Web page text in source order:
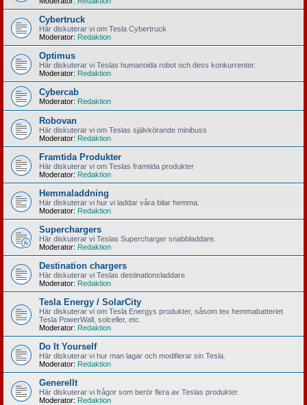
Cybertruck
Här diskuterar vi om Tesla Cybertruck
Moderator: Redaktion
Optimus
Här diskuterar vi Teslas humanoida robot och dess konkurrenter.
Moderator: Redaktion
Cybercab
Moderator: Redaktion
Robovan
Här diskuterar vi om Teslas självkörande minibuss
Moderator: Redaktion
Framtida Produkter
Här diskuterar vi om Teslas framtida produkter
Moderator: Redaktion
Hemmaladdning
Här diskuterar vi hur vi laddar våra bilar hemma.
Moderator: Redaktion
Superchargers
Här diskuterar vi Teslas Supercharger snabbladdare.
Moderator: Redaktion
Destination chargers
Här diskuterar vi Teslas destinationsladdare
Moderator: Redaktion
Tesla Energy / SolarCity
Här diskuterar vi om Tesla Energys produkter, såsom tex hemmabatteriet
Tesla PowerWall, solceller, etc.
Moderator: Redaktion
Do It Yourself
Här diskuterar vi hur man lagar och modifierar sin Tesla.
Moderator: Redaktion
Generellt
Här diskuterar vi frågor som berör flera av Teslas produkter.
Moderator: Redaktion